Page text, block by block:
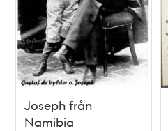
Joseph från
Namibia